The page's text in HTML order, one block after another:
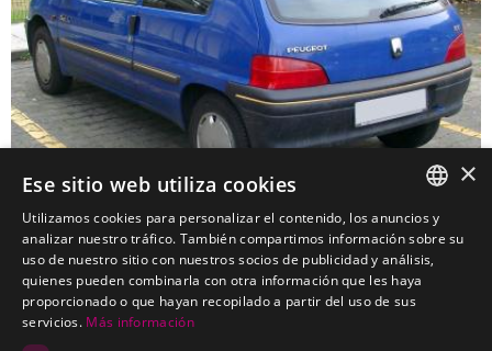
PEUGEOT 106 Turismo
Kits electricos económicos para PEUGEOT 106 Turismo
SPANISH
PORTUGUESE
×
Ese sitio web utiliza cookies
Utilizamos cookies para personalizar el contenido, los anuncios y
analizar nuestro tráfico. También compartimos información sobre su
uso de nuestro sitio con nuestros socios de publicidad y análisis,
quienes pueden combinarla con otra información que les haya
proporcionado o que hayan recopilado a partir del uso de sus
servicios. Más información